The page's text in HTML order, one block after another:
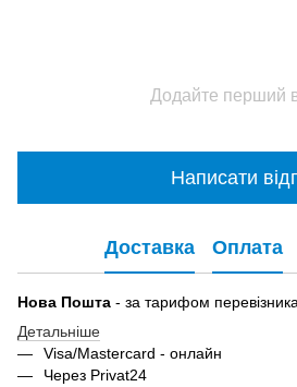
Додайте перший
Написати
Доставка Оплата
Нова Пошта - за тарифом перевізника
Детальніше
Visa/Mastercard - онлайн
Через Privat24